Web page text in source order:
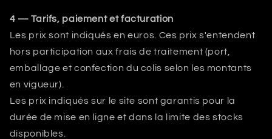
4 — Tarifs, paiement et facturation
Les prix sont indiqués en euros. Ces prix s'entendent
hors participation aux frais de traitement (port,
emballage et confection du colis selon les montants
en vigueur).
Les prix indiqués sur le site sont garantis pour la
durée de mise en ligne et dans la limite des stocks
disponibles.